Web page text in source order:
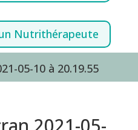
Nutrithérapeute
05-10 à 20.19.55